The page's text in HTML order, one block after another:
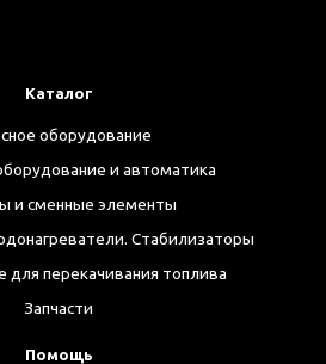
Каталог
оборудование
и автоматика
и сменные элементы
Стабилизаторы
для перекачивания топлива
Запчасти
Помощь